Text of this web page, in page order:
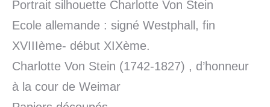
Portrait silhouette Charlotte Von Stein
Ecole allemande : signé Westphall, fin
XVIIIème- début XIXème.
Charlotte Von Stein (1742-1827) , d’honneur
à la cour de Weimar